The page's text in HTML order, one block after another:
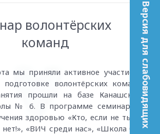
Версия для слабовидящих
волонтёрских
команд
мы приняли активное участие в
волонтёрских команд
прошли на базе Канашской
№ 6. В программе семинара -
здоровью «Кто, если не ты?»,
«ВИЧ среди нас», «Школа без